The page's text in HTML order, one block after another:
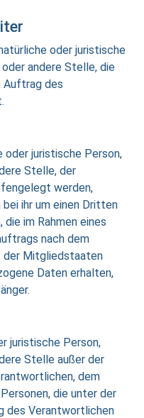
oder juristische
andere Stelle, die
Auftrag des
oder juristische Person,
Stelle, der
werden,
bei ihr um einen Dritten
im Rahmen eines
nach dem
der Mitgliedstaaten
Daten erhalten,
juristische Person,
Stelle außer der
dem
die unter der
des Verantwortlichen